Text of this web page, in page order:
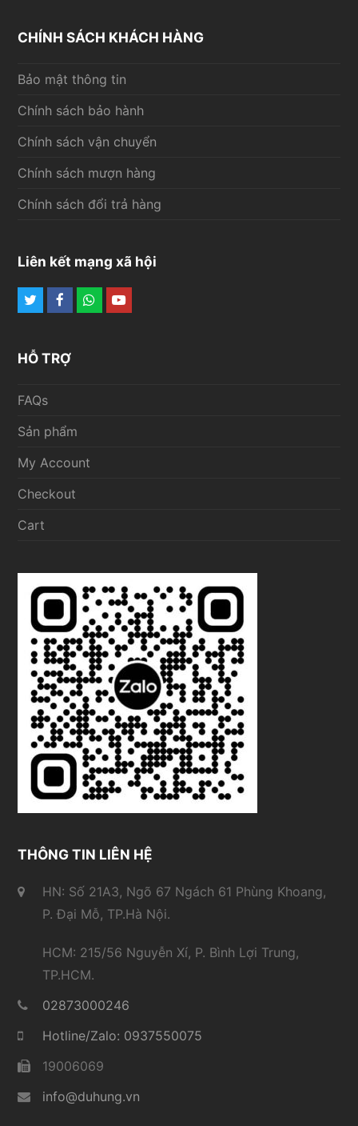
CHÍNH SÁCH KHÁCH HÀNG
Bảo mật thông tin
Chính sách bảo hành
Chính sách vận chuyển
Chính sách mượn hàng
Chính sách đổi trả hàng
Liên kết mạng xã hội
TwitterFacebook
Whatsapp
Youtube
HỖ TRỢ
FAQs
Sản phẩm
My Account
Checkout
Cart
THÔNG TIN LIÊN HỆ
HN: Số 21A3, Ngõ 67 Ngách 61 Phùng Khoang,
P. Đại Mỗ, TP.Hà Nội.
HCM: 215/56 Nguyễn Xí, P. Bình Lợi Trung,
TP.HCM.
02873000246
Hotline/Zalo: 0937550075
19006069
info@duhung.vn